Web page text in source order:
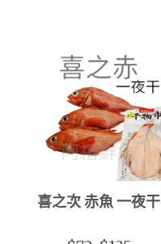
喜之次 赤魚 一夜干